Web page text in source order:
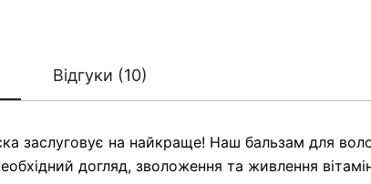
Відгуки (10)
заслуговує на найкраще! Наш бальзам для
догляд, зволоження та живлення